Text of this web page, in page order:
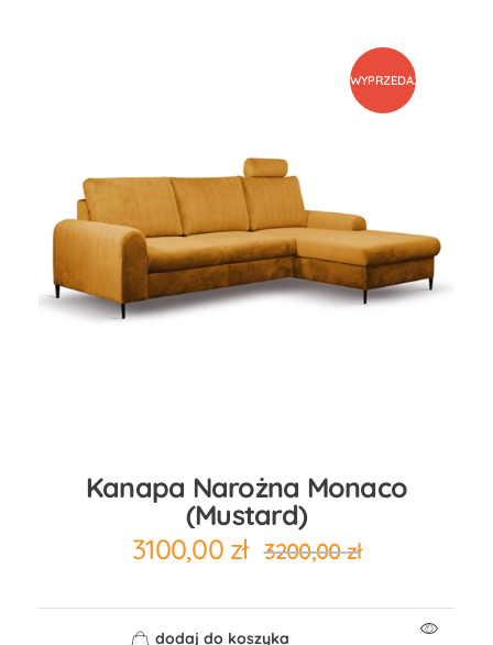
WYPRZEDAŻ
Kanapa Narożna Monaco
(mustard)
3100,00 zł 3200,00zł
dodaj do koszyka